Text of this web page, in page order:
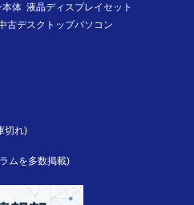
体 液晶ディスプレイセット
古デスクトップパソコン
切れ)
ムを多数掲載)